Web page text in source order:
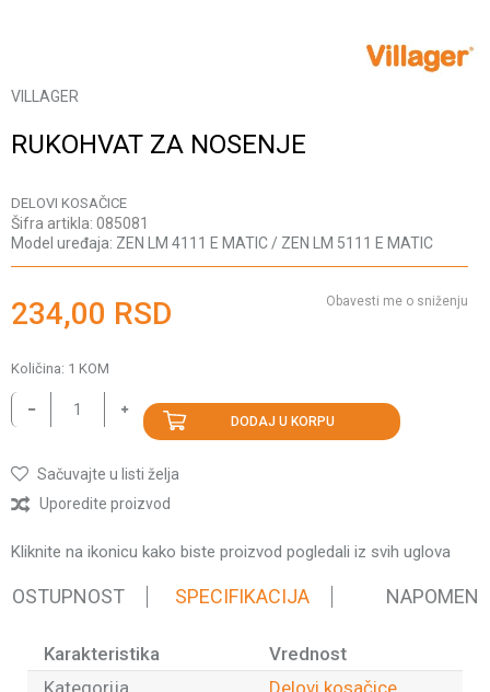
VILLAGER
RUKOHVAT ZA NOSENJE
DELOVI KOSAČICE
Šifra artikla: 085081
Model uređaja: ZEN LM 4111 E MATIC / ZEN LM 5111 E MATIC
234,00 RSD Obavesti me o sniženju
Količina: 1 KOM
DODAJ U KORPU
Sačuvajte u listi želja
Uporedite proizvod
Kliknite na ikonicu kako biste proizvod pogledali iz svih uglova
SPECIFIKACIJA NAPOMENA
Karakteristika
Vrednost
Kategorija
Delovi kosačice